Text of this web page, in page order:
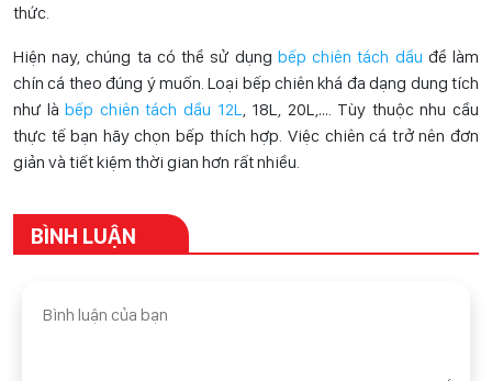
thức.
Hiện nay, chúng ta có thể sử dụng bếp chiên tách dầu để làm
chín cá theo đúng ý muốn. Loại bếp chiên khá đa dạng dung tích
như làbếp chiên tách dầu 12L, 18L, 20L,…. Tùy thuộc nhu cầu
thực tế bạn hãy chọn bếp thích hợp. Việc chiên cá trở nên đơn
giản và tiết kiệm thời gian hơn rất nhiều.
BÌNH LUẬN